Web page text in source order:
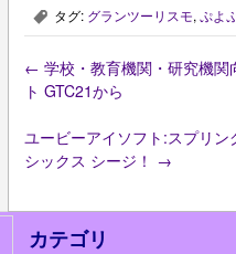
, タグ: グランツーリスモ, ぷよ
← 学校・教育機関・研究機
ト GTC21から
ユービーアイソフト:スプリ
シックス シージ！ →
カテゴリ